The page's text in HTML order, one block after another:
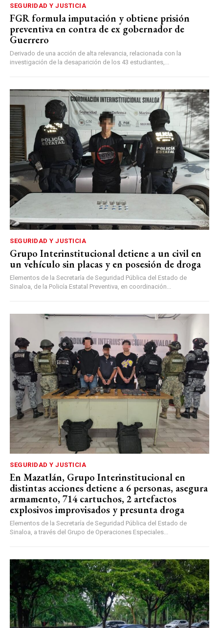
SEGURIDAD Y JUSTICIA
FGR formula imputación y obtiene prisión
preventiva en contra de ex gobernador de
Guerrero
Derivado de una acción de alta relevancia, relacionada con la
investigación de la desaparición de los 43 estudiantes,...
SEGURIDAD Y JUSTICIA
Grupo Interinstitucional detiene a un civil en
un vehículo sin placas y en posesión de droga
Elementos de la Secretaría de Seguridad Pública del Estado de
Sinaloa, de la Policía Estatal Preventiva, en coordinación...
SEGURIDAD Y JUSTICIA
En Mazatlán, Grupo Interinstitucional en
distintas acciones detiene a 6 personas, asegura
armamento, 714 cartuchos, 2 artefactos
explosivos improvisados y presunta droga
Elementos de la Secretaría de Seguridad Pública del Estado de
Sinaloa, a través del Grupo de Operaciones Especiales...